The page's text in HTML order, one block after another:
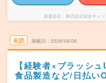
派遣会社 株式会社綜合キャ
未読 掲載日 2026/08/06
【経験者×ブラッシ
食品製造など/日払い